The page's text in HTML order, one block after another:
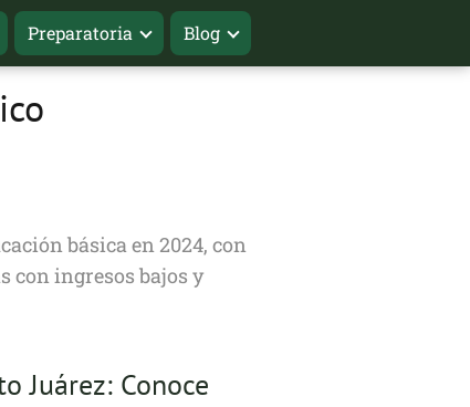
Preparatoria Blog
básica en 2024, con
con ingresos bajos y
Juárez: Conoce